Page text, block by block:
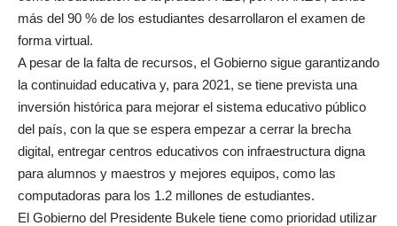
más del 90 % de los estudiantes desarrollaron el examen de
forma virtual.
A pesar de la falta de recursos, el Gobierno sigue garantizando
la continuidad educativa y, para 2021, se tiene prevista una
inversión histórica para mejorar el sistema educativo público
del país, con la que se espera empezar a cerrar la brecha
digital, entregar centros educativos con infraestructura digna
para alumnos y maestros y mejores equipos, como las
computadoras para los 1.2 millones de estudiantes.
El Gobierno del Presidente Bukele tiene como prioridad utilizar